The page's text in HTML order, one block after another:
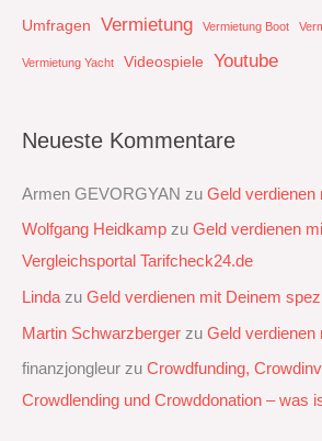
Umfragen
Vermietung Vermietung Boot
Vermietung Yacht Videospiele Youtube
Neueste Kommentare
Armen GEVORGYAN zu Geld verdienen
Wolfgang Heidkamp zu Geld verdienen
Vergleichsportal Tarifcheck24.de
Linda zu Geld verdienen mit Deinem
Martin Schwarzberger zu Geld verdienen
finanzjongleur zu Crowdfunding,
Crowdlending und Crowddonation – was